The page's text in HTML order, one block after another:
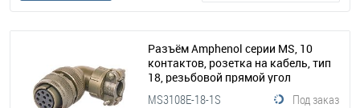
Разъём Amphenol серии MS, 10
контактов, розетка на кабель, тип
18, резьбовой прямой угол
(295-127)
Под заказ
MS3108E-18-1S